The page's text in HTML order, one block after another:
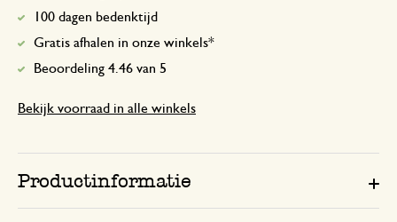
100 dagen bedenktijd
Gratis afhalen in onze winkels*
Beoordeling 4.46 van 5
Bekijk voorraad in alle winkels
Productinformatie